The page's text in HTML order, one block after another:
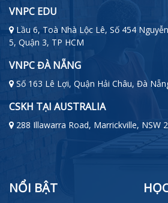
VNPC EDU
Lầu 6, Toà Nhà Lộc Lê, Số 454
5, Quận 3, TP HCM
VNPC ĐÀ NẴNG
Số 163 Lê Lợi, Quận Hải Châu, Đà
CSKH TẠI AUSTRALIA
288 Illawarra Road, Marrickville, NSW
NỔI BẬT